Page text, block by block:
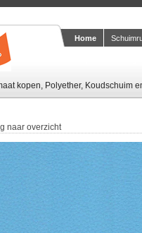
kopen, Polyether, Koudschuim
Home
naar overzicht